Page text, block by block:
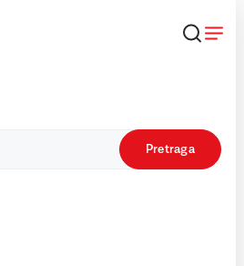
Pretraga